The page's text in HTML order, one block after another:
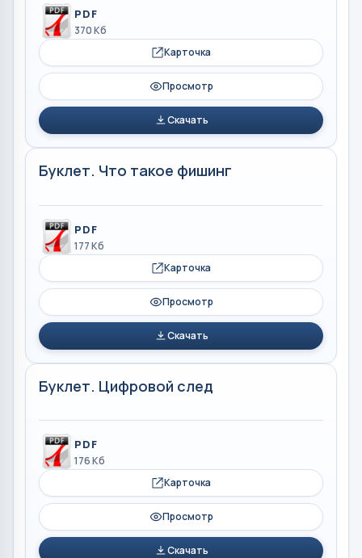
PDF
370 Кб
Карточка
Просмотр
Скачать
Буклет. Что такое фишинг
PDF
177 Кб
Карточка
Просмотр
Скачать
Буклет. Цифровой след
PDF
176 Кб
Карточка
Просмотр
Скачать